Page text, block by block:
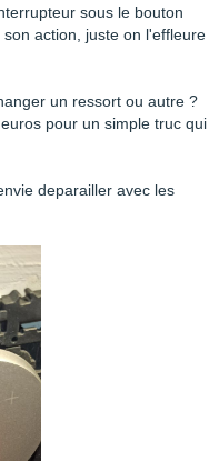
sous le bouton
action, juste on l'effleure
un ressort ou autre ?
pour un simple truc qui
deparailler avec les